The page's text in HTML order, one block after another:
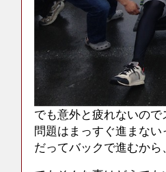
でも意外と疲れないので
問題はまっすぐ進まない
だってバックで進むか